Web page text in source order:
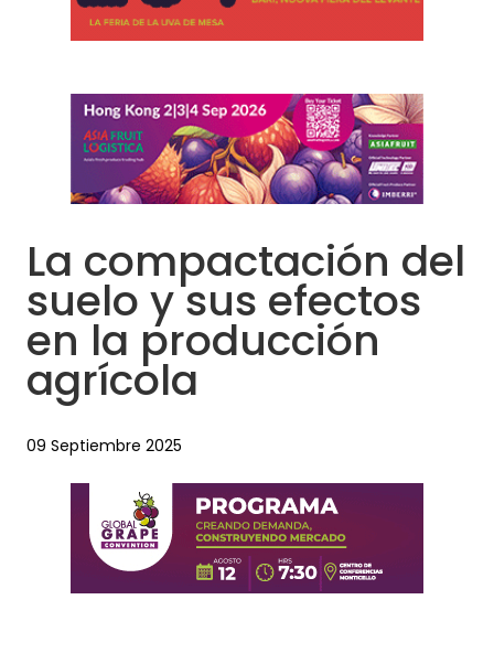
La compactación del
suelo y sus efectos
en la producción
agrícola
09 Septiembre 2025